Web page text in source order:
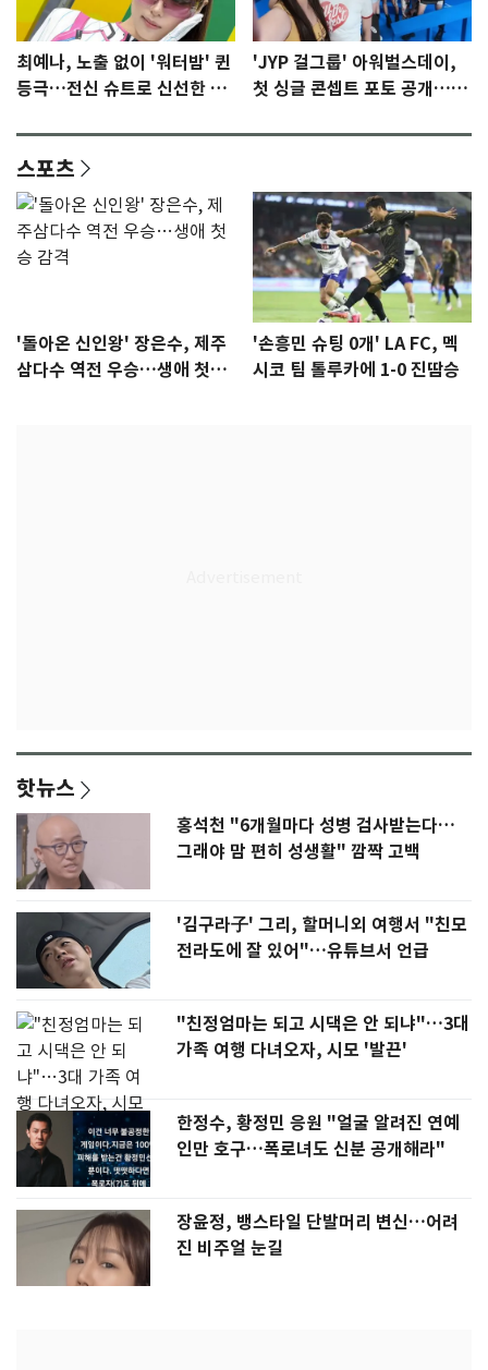
최예나, 노출 없이 '워터밤' 퀸
등극…전신 슈트로 신선한 충
'JYP 걸그룹' 아워벌스데이,
첫 싱글 콘셉트 포토 공개…청
스포츠
'돌아온 신인왕' 장은수, 제주
삼다수 역전 우승…생애 첫승
'손흥민 슈팅 0개' LA FC, 멕
시코 팀 톨루카에 1-0 진땀승
핫뉴스
홍석천 "6개월마다 성병 검사받는다…
그래야 맘 편히 성생활" 깜짝 고백
'김구라子' 그리, 할머니외 여행서 "친모
전라도에 잘 있어"…유튜브서 언급
"친정엄마는 되고 시댁은 안 되냐"…3대
가족 여행 다녀오자, 시모 '발끈'
한정수, 황정민 응원 "얼굴 알려진 연예
인만 호구…폭로녀도 신분 공개해라"
장윤정, 뱅스타일 단발머리 변신…어려
진 비주얼 눈길